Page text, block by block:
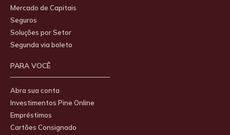
Mercado de Capitais
Seguros
Soluções por Setor
Segunda via boleto
PARA VOCÊ
Abra sua conta
Investimentos Pine Online
Empréstimos
Cartões Consignado